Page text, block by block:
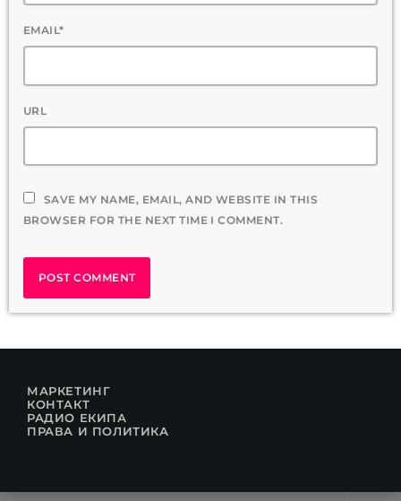
EMAIL*
URL
SAVE MY NAME, EMAIL, AND WEBSITE IN THIS
BROWSER FOR THE NEXT TIME I COMMENT.
МАРКЕТИНГ
КОНТАКТ
РАДИО ЕКИПА
ПРАВА И ПОЛИТИКА